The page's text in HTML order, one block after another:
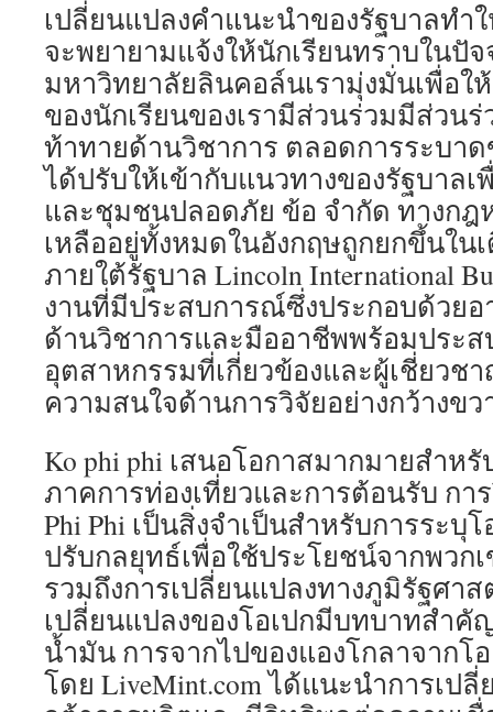
เปลี่ยนแปลงคำแนะนำของรัฐบาลทำ
จะพยายามแจ้งให้นักเรียนทราบในปั
มหาวิทยาลัยลินคอล์นเรามุ่งมั่นเพื่อใ
ของนักเรียนของเรามีส่วนร่วมมีส่วน
ท้าทายด้านวิชาการ ตลอดการระบาดข
ได้ปรับให้เข้ากับแนวทางของรัฐบาล
และชุมชนปลอดภัย ข้อ จำกัด ทางกฎ
เหลืออยู่ทั้งหมดในอังกฤษถูกยกขึ้นใน
ภายใต้รัฐบาล Lincoln International
งานที่มีประสบการณ์ซึ่งประกอบด้วย
ด้านวิชาการและมืออาชีพพร้อมประ
อุตสาหกรรมที่เกี่ยวข้องและผู้เชี่ยวช
ความสนใจด้านการวิจัยอย่างกว้างขว
Ko phi phi เสนอโอกาสมากมายสำห
ภาคการท่องเที่ยวและการต้อนรับ กา
Phi Phi เป็นสิ่งจำเป็นสำหรับการระบุ
ปรับกลยุทธ์เพื่อใช้ประโยชน์จากพวก
รวมถึงการเปลี่ยนแปลงทางภูมิรัฐศา
เปลี่ยนแปลงของโอเปกมีบทบาทสำคั
น้ำมัน การจากไปของแองโกลาจากโ
โดย LiveMint.com ได้แนะนำการเป